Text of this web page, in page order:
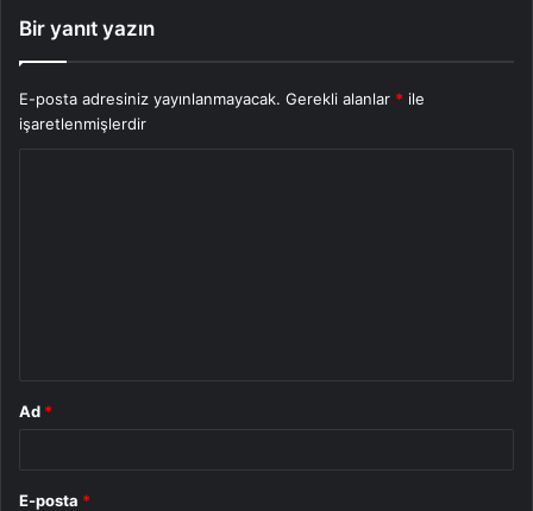
Bir yanıt yazın
E-posta adresiniz yayınlanmayacak. Gerekli alanlar * ile
işaretlenmişlerdir
Ad *
E-posta *